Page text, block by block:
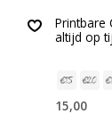
Printbare
altijd op
15,00